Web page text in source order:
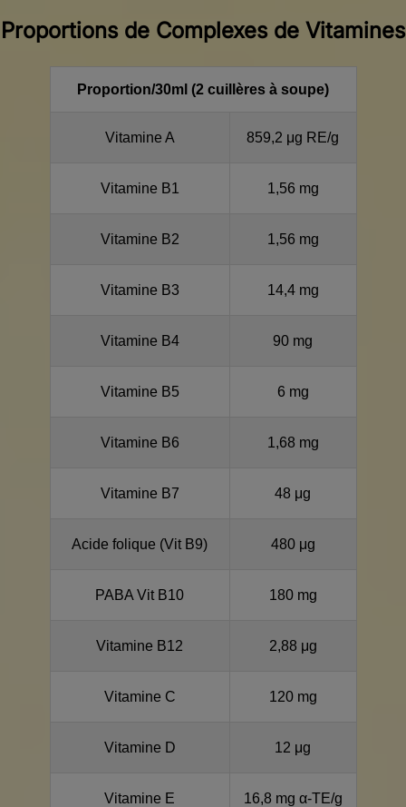
Proportions de Complexes de Vitamines
Proportion/30ml (2 cuillères à soupe)
Vitamine A 859,2 μg RE/g
Vitamine B1 1,56 mg
Vitamine B2 1,56 mg
Vitamine B3 14,4 mg
Vitamine B4 90 mg
Vitamine B5 6 mg
Vitamine B6 1,68 mg
Vitamine B7 48 μg
Acide folique (Vit B9) 480 μg
PABA Vit B10 180 mg
Vitamine B12 2,88 μg
Vitamine C 120 mg
Vitamine D 12 μg
Vitamine E 16,8 mg α-TE/g